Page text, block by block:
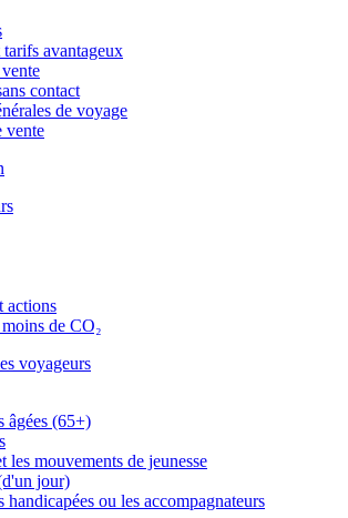
avantageux
contact
de voyage
vente
actions
de CO₂
voyageurs
âgées (65+)
les mouvements de jeunesse
jour)
handicapées ou les accompagnateurs